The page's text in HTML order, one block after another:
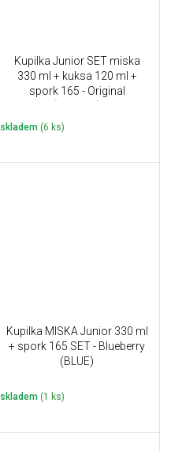
Kupilka Junior SET miska
330 ml + kuksa 120 ml +
spork 165 - Original
skladem (6 ks)
Kupilka MISKA Junior 330 ml
+ spork 165 SET - Blueberry
(BLUE)
skladem (1 ks)